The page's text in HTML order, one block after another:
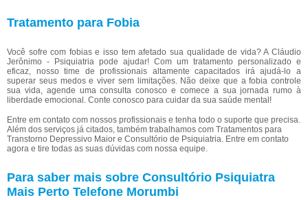
Tratamento para Fobia
Você sofre com fobias e isso tem afetado sua qualidade de vida? A Cláudio
Jerônimo - Psiquiatria pode ajudar! Com um tratamento personalizado e
eficaz, nosso time de profissionais altamente capacitados irá ajudá-lo a
superar seus medos e viver sem limitações. Não deixe que a fobia controle
sua vida, agende uma consulta conosco e comece a sua jornada rumo à
liberdade emocional. Conte conosco para cuidar da sua saúde mental!
Entre em contato com nossos profissionais e tenha todo o suporte que precisa.
Além dos serviços já citados, também trabalhamos com Tratamentos para
Transtorno Depressivo Maior e Consultório de Psiquiatria. Entre em contato
agora e tire todas as suas dúvidas com nossa equipe.
Para saber mais sobre Consultório Psiquiatra
Mais Perto Telefone Morumbi